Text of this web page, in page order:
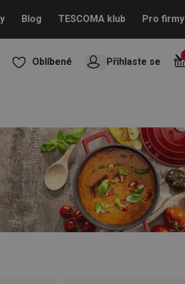
Blog TESCOMA klub Pro firmy
Oblíbené Přihlaste se